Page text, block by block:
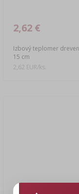
Izbový teplomer
15 cm
2,62 €
2,62 EUR/ks.